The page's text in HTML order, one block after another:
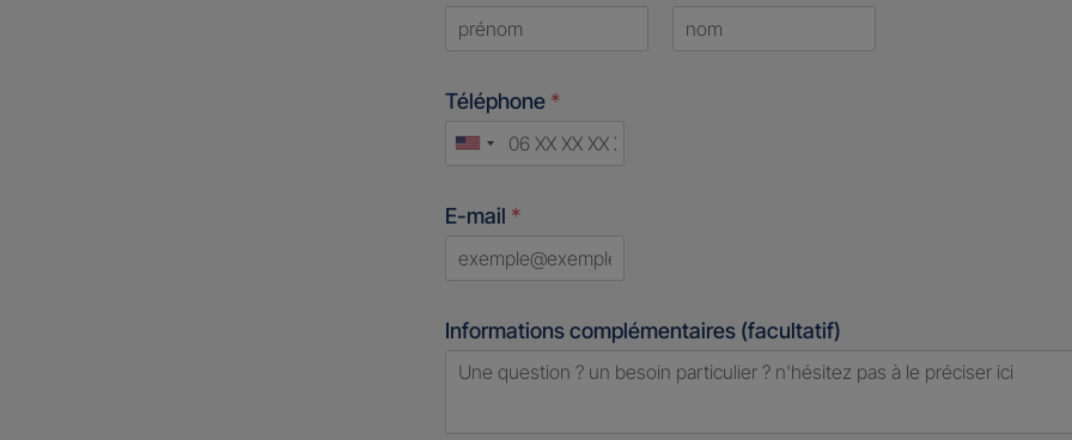
Téléphone *
United
E-mail *
Informations complémentaires (facultatif)